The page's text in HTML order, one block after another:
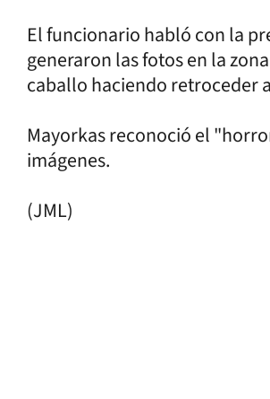
El funcionario habló con la
generaron las fotos en la
caballo haciendo retroceder
Mayorkas reconoció el
imágenes.
(JML)